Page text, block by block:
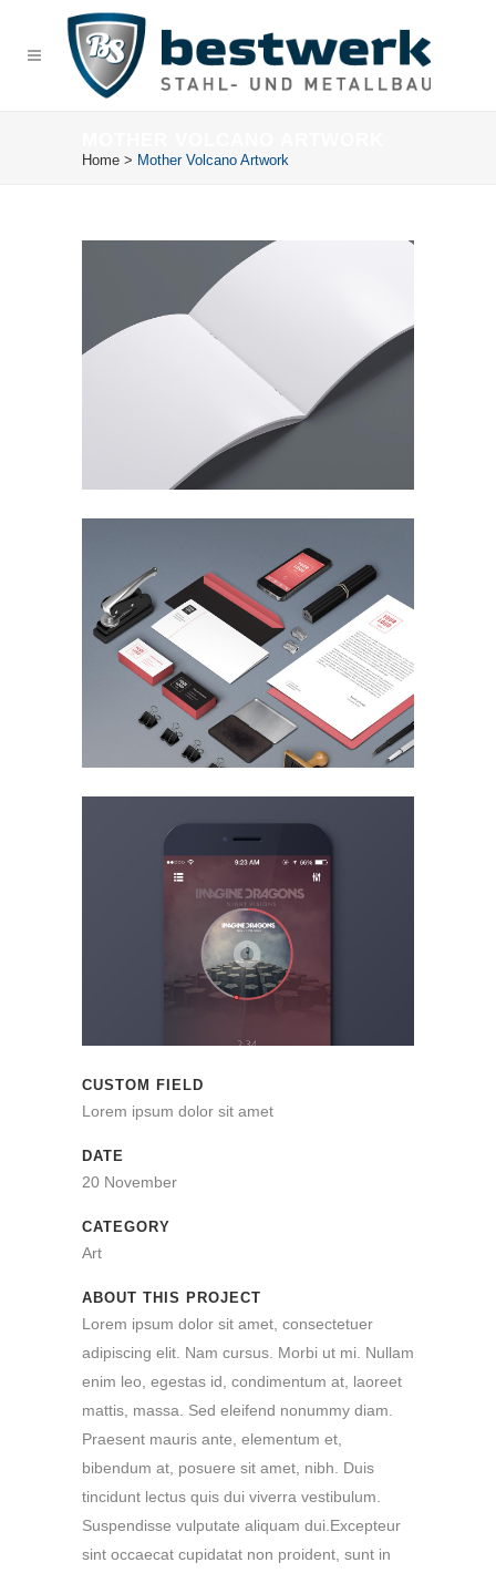
Home > Mother Volcano Artwork
CUSTOM FIELD
Lorem ipsum dolor sit amet
DATE
20 November
CATEGORY
Art
ABOUT THIS PROJECT
Lorem ipsum dolor sit amet, consectetuer
adipiscing elit. Nam cursus. Morbi ut mi. Nullam
enim leo, egestas id, condimentum at, laoreet
mattis, massa. Sed eleifend nonummy diam.
Praesent mauris ante, elementum et,
bibendum at, posuere sit amet, nibh. Duis
tincidunt lectus quis dui viverra vestibulum.
Suspendisse vulputate aliquam dui.Excepteur
sint occaecat cupidatat non proident, sunt in